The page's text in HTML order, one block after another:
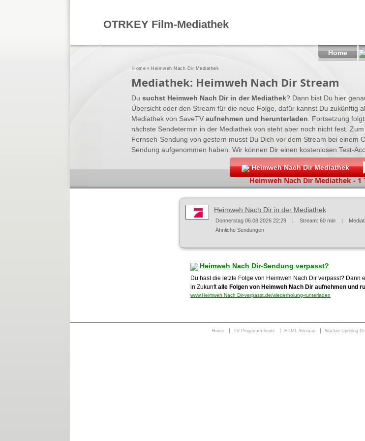
Mediathek: Heimweh Nach Dir Stream
Du suchst Heimweh Nach Dir in der Mediathek? Dann bist Du hier
Übersicht oder den Stream für die neue Folge, dafür kannst Du zukünftig
Mediathek von SaveTV aufnehmen und herunterladen . Fortsetzung
nächste Sendetermin in der Mediathek von steht aber noch nicht fest.
Fernseh-Sendung von gestern musst Du Dich vor dem Stream bei einem
Sendung aufgenommen haben. Wir können Dir einen kostenlosen Test-
Heimweh Nach Dir Mediathek
Heimweh Nach Dir Mediathek - 1
Heimweh Nach Dir in der Mediathek
Donnerstag 06.08.2026 22:29 | Stream: 60 min |
Ähnliche Sendungen
Heimweh Nach Dir-Sendung verpasst?
Du hast die letzte Folge von Heimweh Nach Dir verpasst? Dann
in Zukunftalle Folgen von Heimweh Nach Dir aufnehmen und
www.Heimweh Nach Dir-verpasst.de/wiederholung-runterladen
Home » Heimweh Nach Dir Mediathek
OTRKEY Film-Mediathek
Home
Home TV-Programm heute HTML-Sitemap Slacker Uprising